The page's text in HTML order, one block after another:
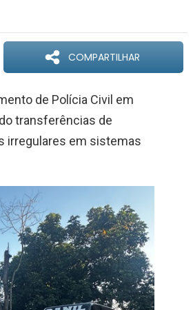
COMPARTILHAR
de Polícia Civil em
transferências de
irregulares em sistemas